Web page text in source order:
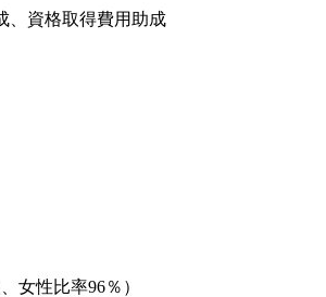
、資格取得費用助成
女性比率96％）